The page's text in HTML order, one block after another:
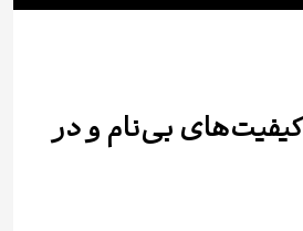
کیفیت‌های بی‌نام و در